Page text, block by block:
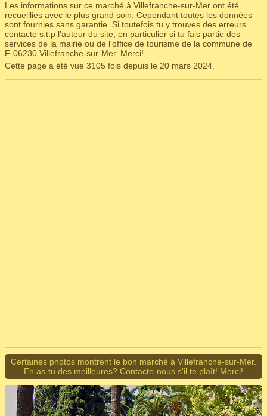
Les informations sur ce marché à Villefranche-sur-Mer ont été
recueillies avec le plus grand soin. Cependant toutes les données
sont fournies sans garantie. Si toutefois tu y trouves des erreurs
contacte s.t.p l'auteur du site , en particulier si tu fais partie des
services de la mairie ou de l'office de tourisme de la commune de
F‑06230 Villefranche-sur-Mer. Merci!
Cette page a été vue 3105 fois depuis le 20 mars 2024.
Certaines photos montrent le bon marché à Villefranche-sur-Mer.
En as-tu des meilleures? Contacte-nous s'il te plaît! Merci!